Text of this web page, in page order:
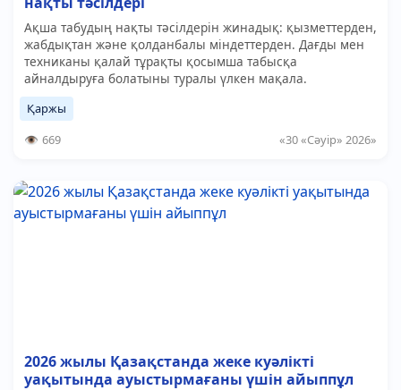
Ақша табудың нақты тәсілдерін жинадық: қызметтерден,
жабдықтан және қолданбалы міндеттерден. Дағды мен
техниканы қалай тұрақты қосымша табысқа
айналдыруға болатыны туралы үлкен мақала.
Қаржы
669
«30 «Сәуір» 2026»
2026 жылы Қазақстанда жеке куәлікті
уақытында ауыстырмағаны үшін айыппұл